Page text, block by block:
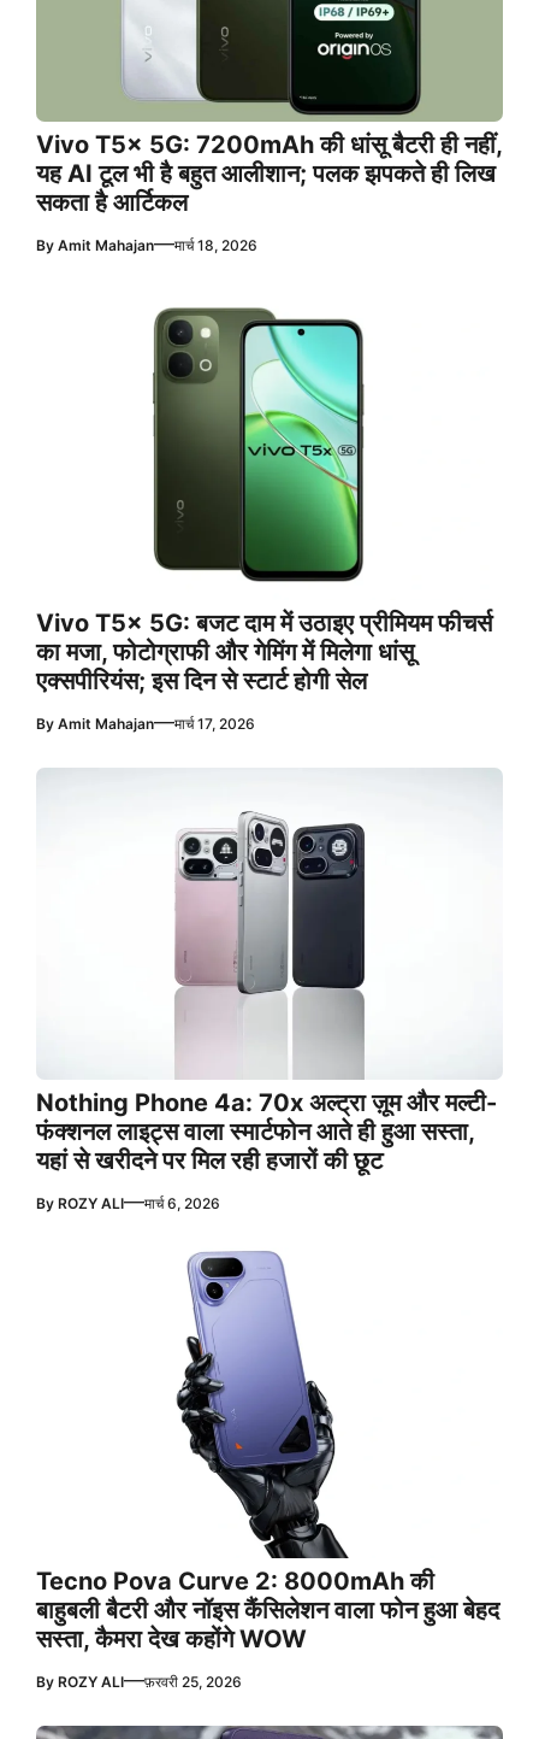
Vivo T5x 5G: 7200mAh की धांसू बैटरी ही नहीं,
यह AI टूल भी है बहुत आलीशान; पलक झपकते ही लिख
सकता है आर्टिकल
By Amit Mahajan—मार्च 18, 2026
Vivo T5x 5G: बजट दाम में उठाइए प्रीमियम फीचर्स
का मजा, फोटोग्राफी और गेमिंग में मिलेगा धांसू
एक्सपीरियंस; इस दिन से स्टार्ट होगी सेल
By Amit Mahajan—मार्च 17, 2026
Nothing Phone 4a: 70x अल्ट्रा ज़ूम और मल्टी-
फंक्शनल लाइट्स वाला स्मार्टफोन आते ही हुआ सस्ता,
यहां से खरीदने पर मिल रही हजारों की छूट
By ROZY ALI—मार्च 6, 2026
Tecno Pova Curve 2: 8000mAh की
बाहुबली बैटरी और नॉइस कैंसिलेशन वाला फोन हुआ बेहद
सस्ता, कैमरा देख कहोंगे WOW
By ROZY ALI—फ़रवरी 25, 2026